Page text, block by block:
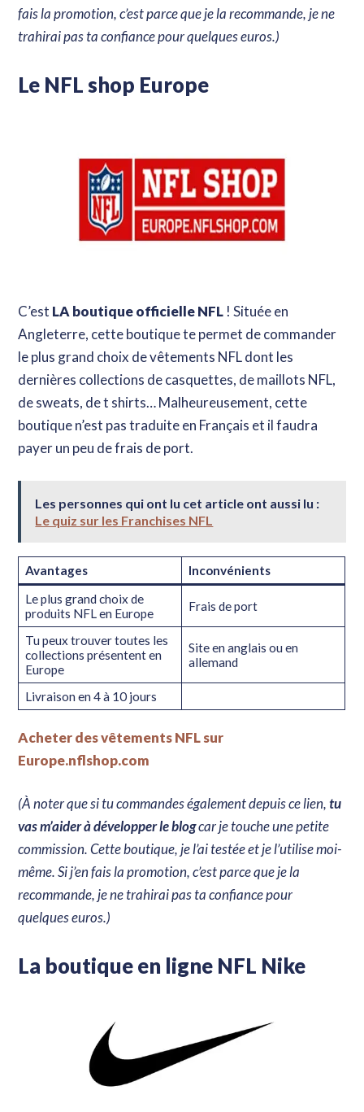
fais la promotion, c’est parce que je la recommande, je ne
trahirai pas ta confiance pour quelques euros.)
Le NFL shop Europe
C’est LA boutique officielle NFL ! Située en
Angleterre, cette boutique te permet de commander
le plus grand choix de vêtements NFL dont les
dernières collections de casquettes, de maillots NFL,
de sweats, de t shirts… Malheureusement, cette
boutique n’est pas traduite en Français et il faudra
payer un peu de frais de port.
Les personnes qui ont lu cet article ont aussi lu :
Le quiz sur les Franchises NFL
Avantages
Inconvénients
Le plus grand choix de
produits NFL en Europe
Frais de port
Tu peux trouver toutes les
collections présentent en
Europe
Site en anglais ou en
allemand
Livraison en 4 à 10 jours
Acheter des vêtements NFL sur
Europe.nflshop.com
(À noter que si tu commandes également depuis ce lien,tu
vas m’aider à développer le blogcar je touche une petite
commission. Cette boutique, je l’ai testée et je l’utilise moi-
même. Si j’en fais la promotion, c’est parce que je la
recommande, je ne trahirai pas ta confiance pour
quelques euros.)
La boutique en ligne NFL Nike